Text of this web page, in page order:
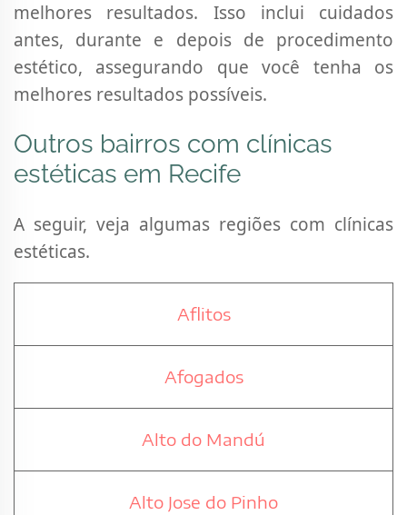
melhores resultados. Isso inclui cuidados
antes, durante e depois de procedimento
estético, assegurando que você tenha os
melhores resultados possíveis.
Outros bairros com clínicas
estéticas em Recife
A seguir, veja algumas regiões com clínicas
estéticas.
Aflitos
Afogados
Alto do Mandú
Alto Jose do Pinho